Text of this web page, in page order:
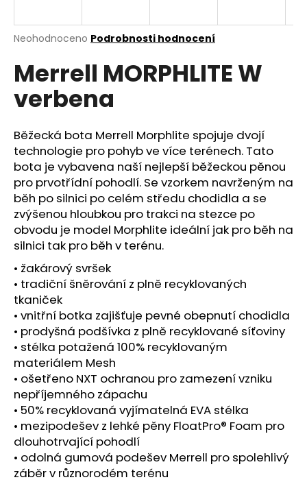
Průměrné
produktu
je
z
hvězdiček.
Neohodnoceno Podrobnosti hodnocení
Merrell MORPHLITE W
verbena
Běžecká bota Merrell Morphlite spojuje dvojí
technologie pro pohyb ve více terénech. Tato
bota je vybavena naší nejlepší běžeckou pěnou
pro prvotřídní pohodlí. Se vzorkem navrženým na
běh po silnici po celém středu chodidla a se
zvýšenou hloubkou pro trakci na stezce po
obvodu je model Morphlite ideální jak pro běh na
silnici tak pro běh v terénu.
• žakárový svršek
• tradiční šněrování z plně recyklovaných
tkaniček
• vnitřní botka zajišťuje pevné obepnutí chodidla
• prodyšná podšívka z plně recyklované síťoviny
• stélka potažená 100% recyklovaným
materiálem Mesh
• ošetřeno NXT ochranou pro zamezení vzniku
nepříjemného zápachu
• 50% recyklovaná vyjímatelná EVA stélka
• mezipodešev z lehké pěny FloatPro® Foam pro
dlouhotrvající pohodlí
• odolná gumová podešev Merrell pro spolehlivý
záběr v různorodém terénu
j
t
?
HLEDAT
D
o
p
o
r
u
č
u
j
e
m
e
BOTY
CRAFT
PURE
TRAIL
PRO